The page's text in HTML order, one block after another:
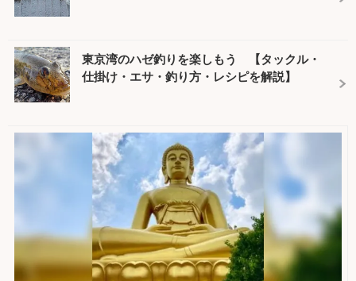
東京湾のハゼ釣りを楽しもう 【タックル・
仕掛け・エサ・釣り方・レシピを解説】